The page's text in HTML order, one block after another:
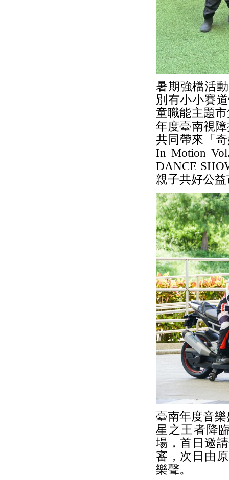
暑期強檔活
別有小小賽
童職能主題
年度臺南視
共同帶來「
In Motion
DANCE
親子共好公
臺南年度音
星之王者降
場，首日邀
審，次日由
樂聲。